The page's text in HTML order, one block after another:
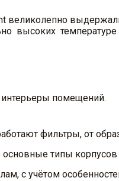
великолепно
высоких
помещений.
фильтры, от
типы
с учётом